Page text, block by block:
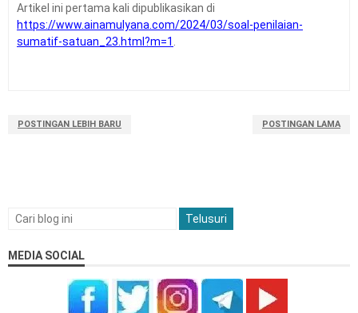
Artikel ini pertama kali dipublikasikan di
https://www.ainamulyana.com/2024/03/soal-penilaian-
sumatif-satuan_23.html?m=1
POSTINGAN LEBIH BARU POSTINGAN LAMA
MEDIA SOCIAL